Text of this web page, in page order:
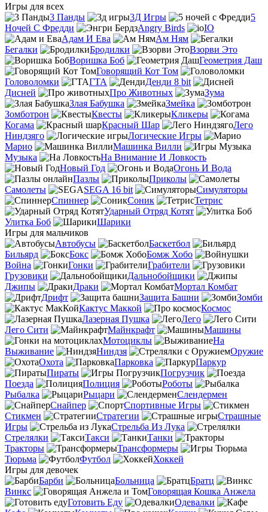
Игры для всех
3 Панды
3Д Игры
5
Ночей С Фредди
Angry Birds
IO
Адам И Ева
Ам Ням
Бегалки
Бродилки
Взорви Это
Воришка Боб
Геометрия Даш
Говорящий Кот Том
Головоломки
ГТА
Денди 8 bit
Дисней
Про Животных
Зума
Злая Бабушка
Змейка
Зомботрон
Квесты
Кликеры
Когама
Красный Шар
Лего
Ниндзяго
Логические Игры
Марио
Машинка Вилли
Музыка
На Внимание И Ловкость
Новый Год
Огонь И Вода
Пазлы
Приколы
Самолеты
SEGA 16 bit
Симуляторы
Спиннер
Соник
Тетрис
Ударный Отряд Котят
Улитка Боб
Шарики
Игры для мальчиков
Автобусы
Баскетбол
Бильярд
Бокс
Бомж Хобо
Война
Гонки
Грабители
Грузовики
Дальнобойщики
Джипы
Драки
Мортал Комбат
Дрифт
Защита Башни
Зомби
Кактус Маккой
Космос
Лазерная Пушка
Лего
Лего Сити
Майнкрафт
Машины
Мотоциклы
На
Выживание
Ниндзя
Оружие
Охота
Парковка
Паркур
Пираты
Погрузчик
Поезда
Полиция
Роботы
Рыбалка
Рыцари
Слендермен
Снайпер
Спортивные Игры
Стикмен
Стратегии
Страшные
Игры
Стрельба Из Лука
Стрелялки
Такси
Танки
Тракторы
Трансформеры
Тюрьма
Футбол
Хоккей
Игры для девочек
Барби
Больница
Братц
Винкс
Говорящая Кошка Анжела
Готовить Еду
Одевалки